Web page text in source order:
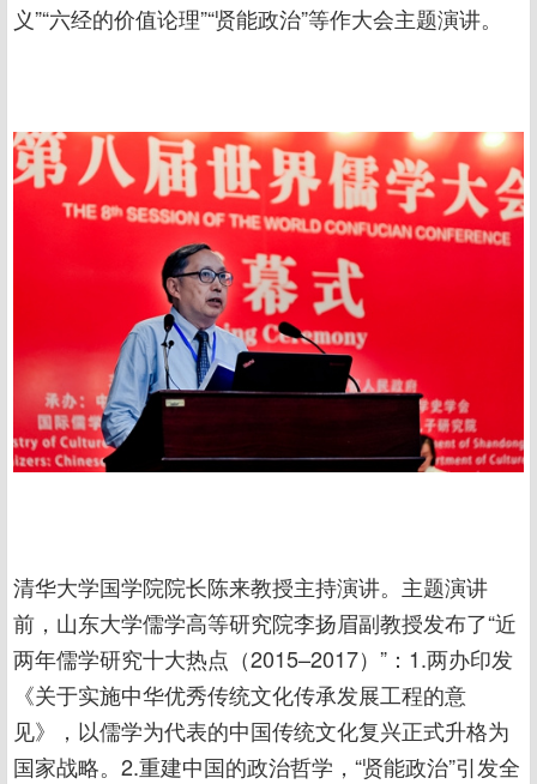
义”“六经的价值论理”“贤能政治”等作大会主题演讲。
清华大学国学院院长陈来教授主持演讲。主题演讲
前，山东大学儒学高等研究院李扬眉副教授发布了“近
两年儒学研究十大热点（2015–2017）”：1.两办印发
《关于实施中华优秀传统文化传承发展工程的意
见》，以儒学为代表的中国传统文化复兴正式升格为
国家战略。2.重建中国的政治哲学，“贤能政治”引发全